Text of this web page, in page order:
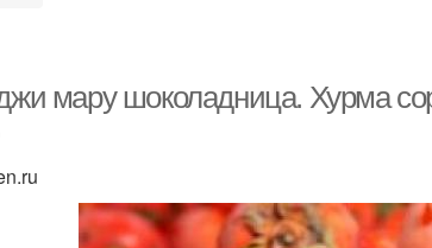
мару шоколадница. Хурма